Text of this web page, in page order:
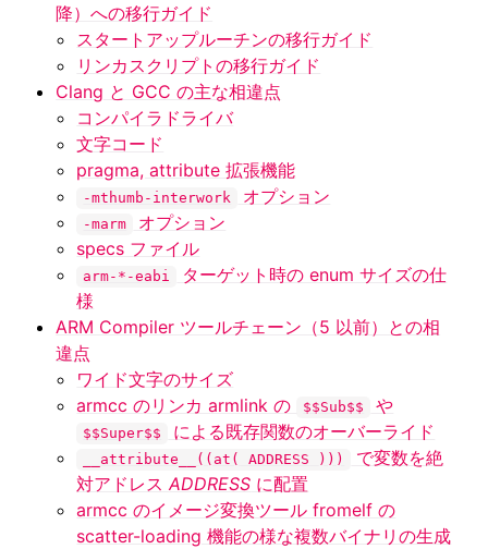
降）への移行ガイド
スタートアップルーチンの移行ガイド
リンカスクリプトの移行ガイド
Clang と GCC の主な相違点
コンパイラドライバ
文字コード
pragma, attribute 拡張機能
-mthumb-interwork オプション
-marm
オプション
specs ファイル
arm-*-eabi
ターゲット時の enum サイズの仕
様
ARM Compiler ツールチェーン（5 以前）との相
違点
ワイド文字のサイズ
armcc のリンカ armlink の
$$Sub$$ や
$$Super$$ による既存関数のオーバーライド
__attribute__((at( ADDRESS )))
で変数を絶
対アドレスADDRESS に配置
armcc のイメージ変換ツール fromelf の
scatter-loading 機能の様な複数バイナリの生成